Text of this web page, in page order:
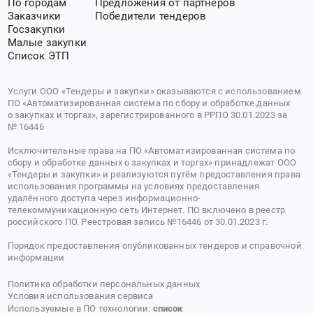
По городам
Заказчики
Госзакупки
Малые закупки
Список ЭТП
Предложения от партнеров
Победители тендеров
Услуги ООО «Тендеры и закупки» оказываются с использованием
ПО «Автоматизированная система по сбору и обработке данных
о закупках и торгах», зарегистрированного в РРПО 30.01.2023 за
№ 16446
Исключительные права на ПО «Автоматизированная система по
сбору и обработке данных о закупках и торгах» принадлежат ООО
«Тендеры и закупки» и реализуются путём предоставления права
использования программы на условиях предоставления
удалённого доступа через информационно-
телекоммуникационную сеть Интернет. ПО включено в реестр
российского ПО. Реестровая запись №16446 от 30.01.2023 г.
Порядок предоставления опубликованных тендеров и справочной
информации
Политика обработки персональных данных
Условия использования сервиса
Используемые в ПО технологии: список